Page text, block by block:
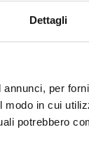
Dettagli
per
in cui
potrebbero
prepararsi
d’identità
anticipo.
tra